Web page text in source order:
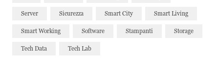
Server Sicurezza Smart City Smart Living
Smart Working Software Stampanti Storage
Tech Data Tech Lab